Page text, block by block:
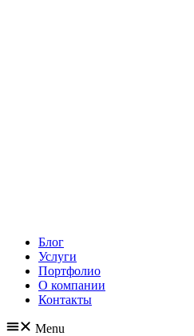
Блог
Услуги
Портфолио
О компании
Контакты
Menu